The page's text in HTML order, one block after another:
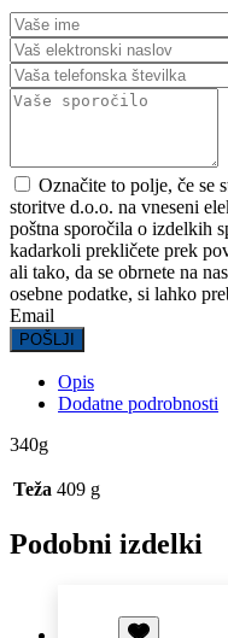
Označite to polje, če se
storitve d.o.o. na vneseni
poštna sporočila o izdelkih
kadarkoli prekličete prek
ali tako, da se obrnete na
osebne podatke, si lahko
Email
POŠLJI
Opis
Dodatne podrobnosti
340g
Teža 409 g
Podobni izdelki